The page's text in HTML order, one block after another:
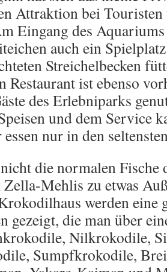
Attraktion bei
Eingang des
auch ein
Streichelbecken
Restaurant ist ebenso
des Erlebniparks
und dem Service
nur in den
die normalen Fische
Mehlis zu etwas
werden eine
gezeigt, die man über
Nilkrokodile,
Sumpfkrokodile,